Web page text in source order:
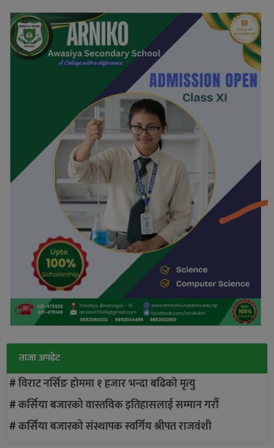
ताजा अपडेट
#विराट नर्सिङ हाेममा १ हजार भन्दा बढिकाे मृत्यु
#कर्सिया बजारको वास्तविक इतिहासलाई सम्मान गरौँ
#कर्सिया बजारको संस्थापक स्वर्गिय श्रीपत राजवंशी